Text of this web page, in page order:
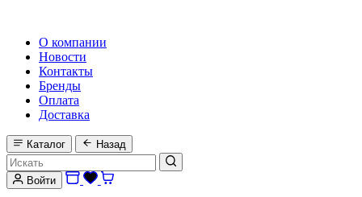
О компании
Новости
Контакты
Бренды
Оплата
Доставка
Каталог Назад
Войти